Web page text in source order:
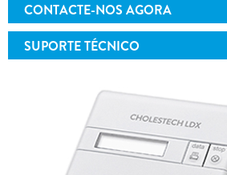
CONTACTE-NOS AGORA
SUPORTE TÉCNICO